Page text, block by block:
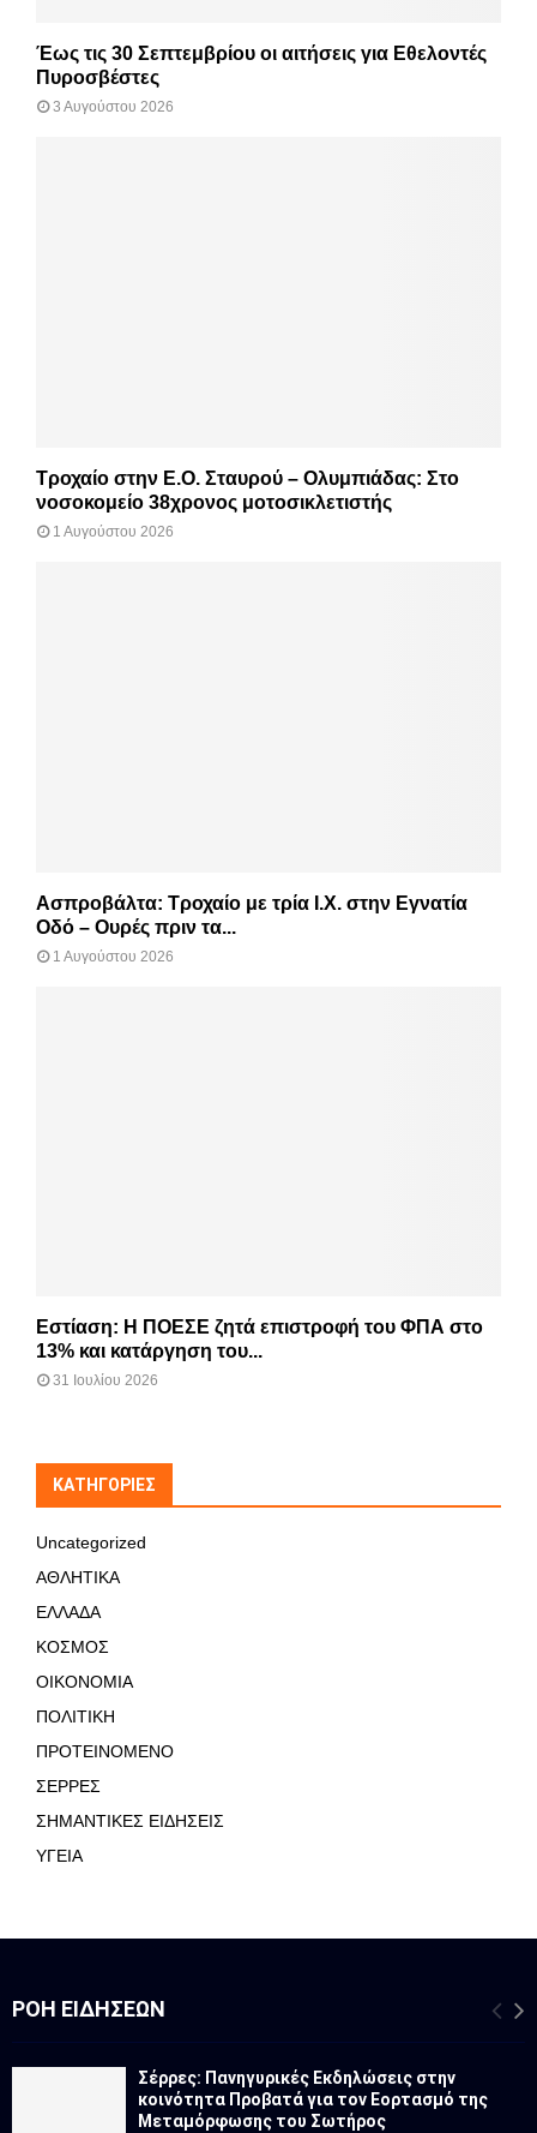
Έως τις 30 Σεπτεμβρίου οι αιτήσεις για Εθελοντές
Πυροσβέστες
3 Αυγούστου 2026
Τροχαίο στην Ε.Ο. Σταυρού – Ολυμπιάδας: Στο
νοσοκομείο 38χρονος μοτοσικλετιστής
1 Αυγούστου 2026
Ασπροβάλτα: Τροχαίο με τρία Ι.Χ. στην Εγνατία
Οδό – Ουρές πριν τα...
1 Αυγούστου 2026
Εστίαση: Η ΠΟΕΣΕ ζητά επιστροφή του ΦΠΑ στο
13% και κατάργηση του...
31 Ιουλίου 2026
KΑΤΗΓΟΡΊΕΣ
Uncategorized
ΑΘΛΗΤΙΚΑ
ΕΛΛΑΔΑ
ΚΟΣΜΟΣ
ΟΙΚΟΝΟΜΙΑ
ΠΟΛΙΤΙΚΗ
ΠΡΟΤΕΙΝΟΜΕΝΟ
ΣΕΡΡΕΣ
ΣΗΜΑΝΤΙΚΕΣ ΕΙΔΗΣΕΙΣ
ΥΓΕΙΑ
ΡΟΉ ΕΙΔΉΣΕΩΝ
Σέρρες: Πανηγυρικές Εκδηλώσεις στην
κοινότητα Προβατά για τον Εορτασμό της
Μεταμόρφωσης του Σωτήρος